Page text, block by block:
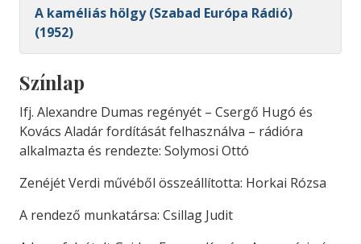
A kaméliás hölgy (Szabad Európa Rádió)
(1952)
Színlap
Ifj. Alexandre Dumas regényét – Csergő Hugó és
Kovács Aladár fordítását felhasználva – rádióra
alkalmazta és rendezte: Solymosi Ottó
Zenéjét Verdi művéből összeállította: Horkai Rózsa
A rendező munkatársa: Csillag Judit